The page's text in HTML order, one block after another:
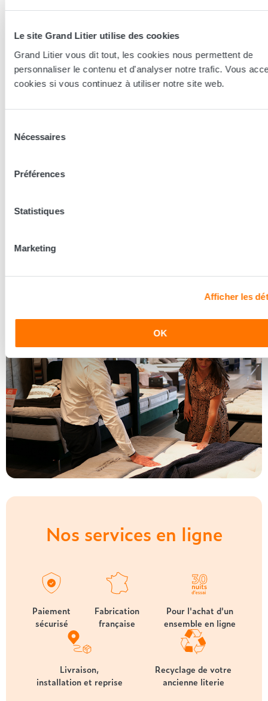
Le site Grand Litier utilise des cookies
Grand Litier vous dit tout, les cookies nous permettent de
personnaliser le contenu et d'analyser notre trafic. Vous
cookies si vous continuez à utiliser notre site web.
Nécessaires
Préférences
Statistiques
Marketing
Afficher les
OK
L'Atelier
1 382,15 €
adaptée à vos besoins.
Découvrir les coulisses
Nos services en ligne
Paiement
sécurisé
Fabrication
française
Pour l'achat d'un
ensemble en ligne
Livraison,
installation et reprise
Recyclage de votre
ancienne literie